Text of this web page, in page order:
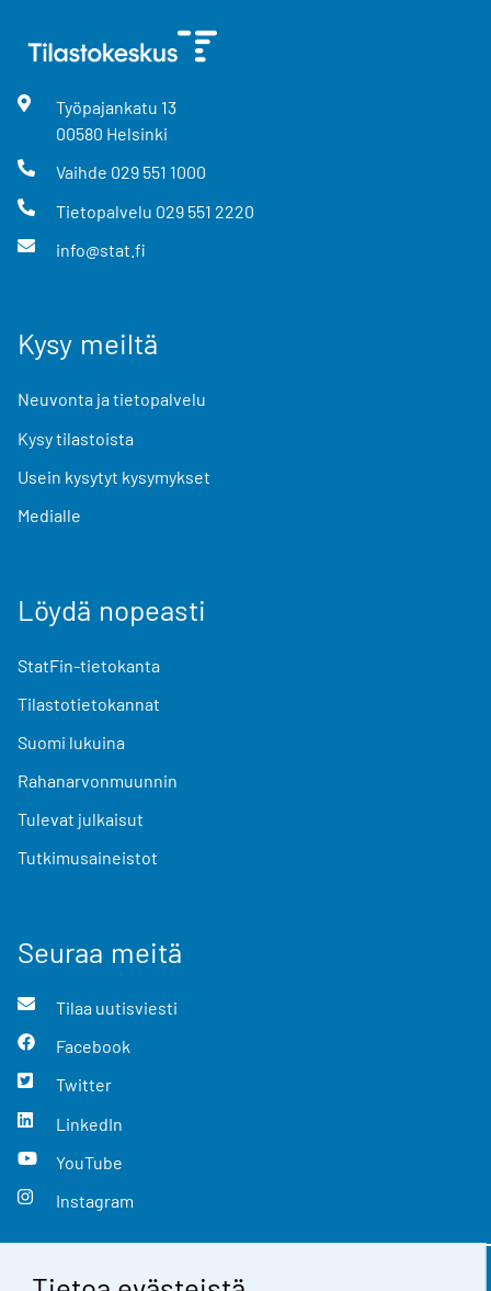
Työpajankatu 13
00580 Helsinki
Vaihde 029 551 1000
Tietopalvelu 029 551 2220
info@stat.fi
Kysy meiltä
Neuvonta ja tietopalvelu
Kysy tilastoista
Usein kysytyt kysymykset
Medialle
Löydä nopeasti
StatFin-tietokanta
Tilastotietokannat
Suomi lukuina
Rahanarvonmuunnin
Tulevat julkaisut
Tutkimusaineistot
Seuraa meitä
Tilaa uutisviesti
Facebook
Twitter
LinkedIn
YouTube
Instagram